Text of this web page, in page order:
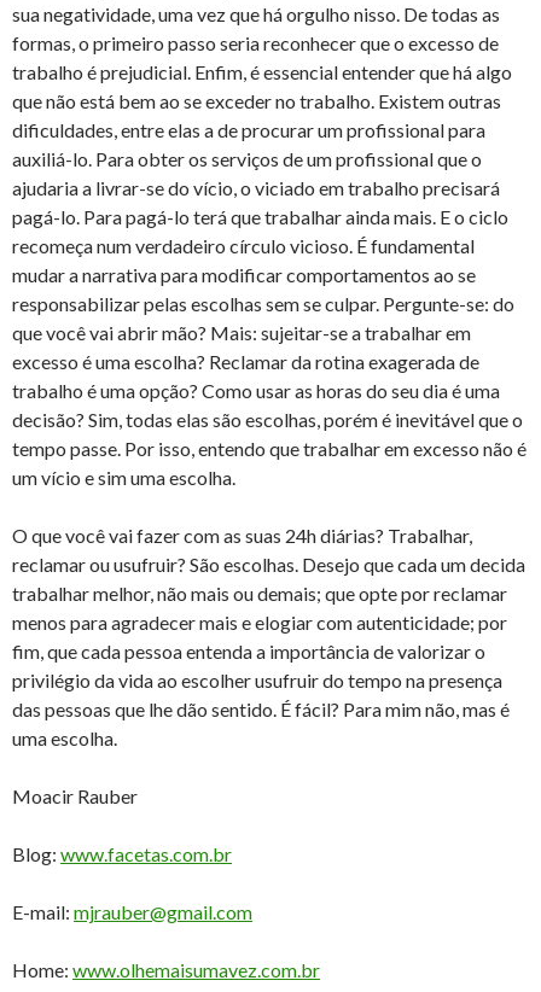
sua negatividade, uma vez que há orgulho nisso. De todas as
formas, o primeiro passo seria reconhecer que o excesso de
trabalho é prejudicial. Enfim, é essencial entender que há algo
que não está bem ao se exceder no trabalho. Existem outras
dificuldades, entre elas a de procurar um profissional para
auxiliá-lo. Para obter os serviços de um profissional que o
ajudaria a livrar-se do vício, o viciado em trabalho precisará
pagá-lo. Para pagá-lo terá que trabalhar ainda mais. E o ciclo
recomeça num verdadeiro círculo vicioso. É fundamental
mudar a narrativa para modificar comportamentos ao se
responsabilizar pelas escolhas sem se culpar. Pergunte-se: do
que você vai abrir mão? Mais: sujeitar-se a trabalhar em
excesso é uma escolha? Reclamar da rotina exagerada de
trabalho é uma opção? Como usar as horas do seu dia é uma
decisão? Sim, todas elas são escolhas, porém é inevitável que o
tempo passe. Por isso, entendo que trabalhar em excesso não é
um vício e sim uma escolha.
O que você vai fazer com as suas 24h diárias? Trabalhar,
reclamar ou usufruir? São escolhas. Desejo que cada um decida
trabalhar melhor, não mais ou demais; que opte por reclamar
menos para agradecer mais e elogiar com autenticidade; por
fim, que cada pessoa entenda a importância de valorizar o
privilégio da vida ao escolher usufruir do tempo na presença
das pessoas que lhe dão sentido. É fácil? Para mim não, mas é
uma escolha.
Moacir Rauber
Blog: www.facetas.com.br
E-mail: mjrauber@gmail.com
Home: www.olhemaisumavez.com.br